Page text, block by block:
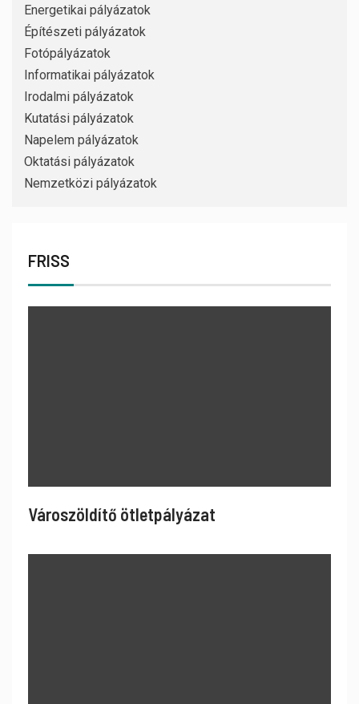
Energetikai pályázatok
Építészeti pályázatok
Fotópályázatok
Informatikai pályázatok
Irodalmi pályázatok
Kutatási pályázatok
Napelem pályázatok
Oktatási pályázatok
Nemzetközi pályázatok
FRISS
Városzöldítő ötletpályázat